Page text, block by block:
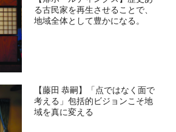
る古民家を再生させることで、
地域全体として豊かになる。
【藤田 恭嗣】「点ではなく面で
考える」包括的ビジョンこそ地
域を真に変える